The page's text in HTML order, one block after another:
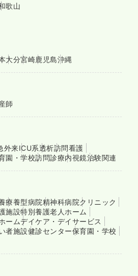
歌山
大分宮崎鹿児島沖縄
師
外来ICU系透析訪問看護
園・学校訪問診療内視鏡治験関連
療養型病院精神科病院クリニック
施設特別養護老人ホーム
ームデイケア・デイサービス
者施設健診センター保育園・学校